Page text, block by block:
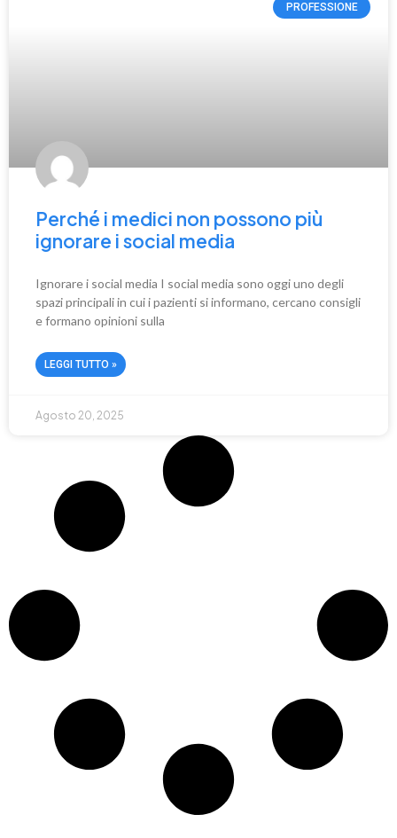
PROFESSIONE
Perché i medici non possono più
ignorare i social media
Ignorare i social media I social media sono oggi uno degli
spazi principali in cui i pazienti si informano, cercano consigli
e formano opinioni sulla
LEGGI TUTTO »
Agosto 20, 2025